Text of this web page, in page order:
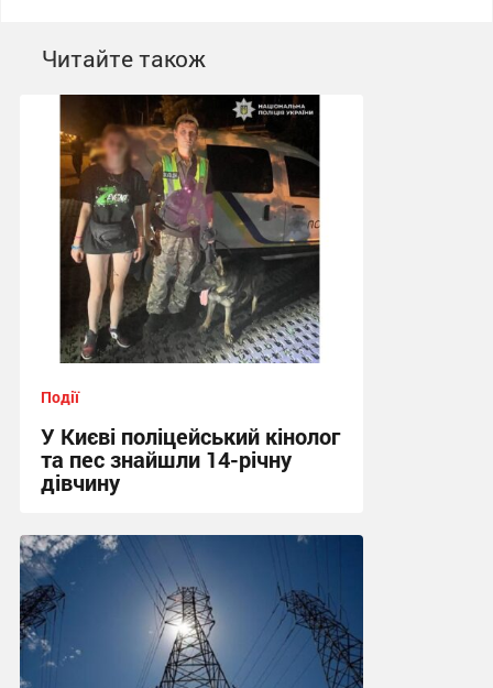
Читайте також
Події
У Києві поліцейський кінолог
та пес знайшли 14-річну
дівчину
19:08 вчора